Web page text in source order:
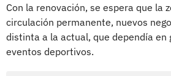
Con la renovación, se espera que la
circulación permanente, nuevos
distinta a la actual, que dependía en
eventos deportivos.